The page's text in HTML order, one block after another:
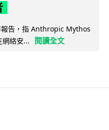
告，指 Anthropic Mythos
網絡安...
閱讀全文